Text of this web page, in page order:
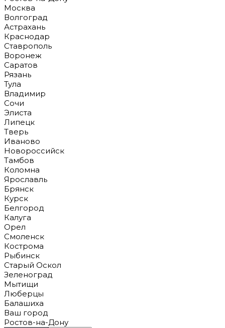
Москва
Волгоград
Астрахань
Краснодар
Ставрополь
Воронеж
Саратов
Рязань
Тула
Владимир
Сочи
Элиста
Липецк
Тверь
Иваново
Новороссийск
Тамбов
Коломна
Ярославль
Брянск
Курск
Белгород
Калуга
Орел
Смоленск
Кострома
Рыбинск
Старый Оскол
Зеленоград
Мытищи
Люберцы
Балашиха
Ваш город
Ростов-на-Дону